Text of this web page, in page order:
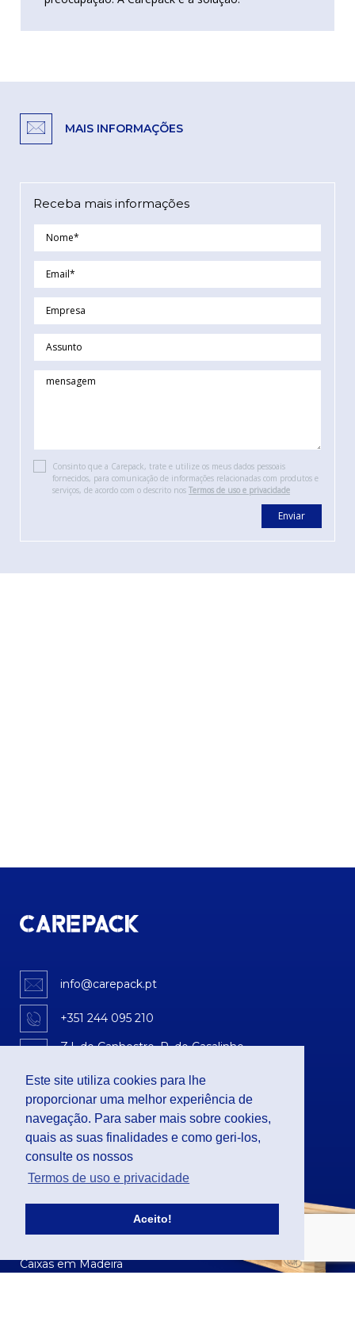
Este site utiliza cookies para lhe
proporcionar uma melhor experiência de
navegação. Para saber mais sobre cookies,
quais as suas finalidades e como geri-los,
consulte os nossos
Termos de uso e privacidade
Aceito!
MAIS INFORMAÇÕES
Receba mais informações
Consinto que a Carepack, trate e utilize os meus dados pessoais
fornecidos, para comunicação de informações relacionadas com produtos e
serviços, de acordo com o descrito nos Termos de uso e privacidade
Enviar
info@carepack.pt
+351 244 095 210
Z.I. do Canhestro, R. do Casalinho
2410-478 Leiria
PALETES
Paletes de Madeira
Paletes de Plástico
Paletes de Fibra
Acessórios para paletes
Caixas em Madeira